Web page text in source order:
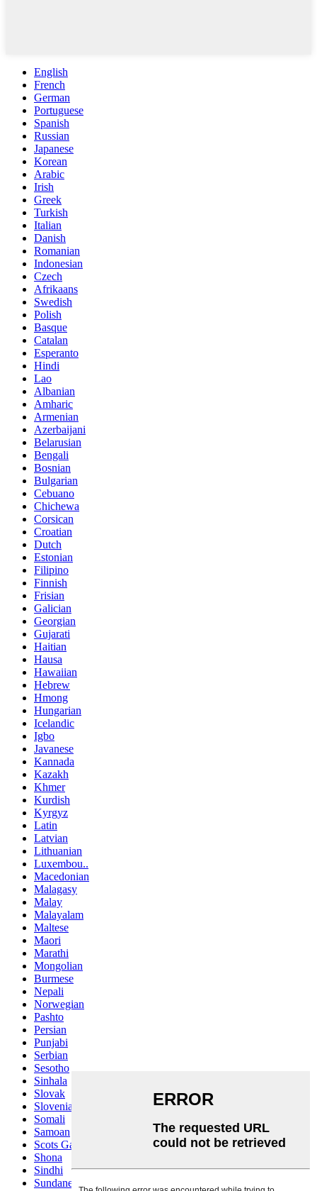
English
French
German
Portuguese
Spanish
Russian
Japanese
Korean
Arabic
Irish
Greek
Turkish
Italian
Danish
Romanian
Indonesian
Czech
Afrikaans
Swedish
Polish
Basque
Catalan
Esperanto
Hindi
Lao
Albanian
Amharic
Armenian
Azerbaijani
Belarusian
Bengali
Bosnian
Bulgarian
Cebuano
Chichewa
Corsican
Croatian
Dutch
Estonian
Filipino
Finnish
Frisian
Galician
Georgian
Gujarati
Haitian
Hausa
Hawaiian
Hebrew
Hmong
Hungarian
Icelandic
Igbo
Javanese
Kannada
Kazakh
Khmer
Kurdish
Kyrgyz
Latin
Latvian
Lithuanian
Luxembou..
Macedonian
Malagasy
Malay
Malayalam
Maltese
Maori
Marathi
Mongolian
Burmese
Nepali
Norwegian
Pashto
Persian
Punjabi
Serbian
Sesotho
Sinhala
Slovak
Slovenian
Somali
Samoan
Scots Gaelic
Shona
Sindhi
Sundanese